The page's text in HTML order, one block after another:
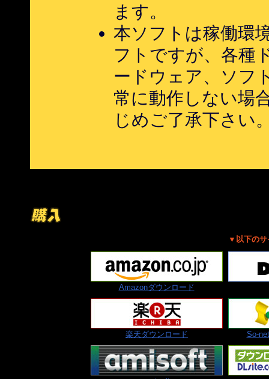
ます。
本ソフトは稼働環
フトですが、各種
ードウェア、ソフ
常に動作しない場
じめご了承下さい
▼以下のサ
Amazonダウンロード
楽天ダウンロード So-